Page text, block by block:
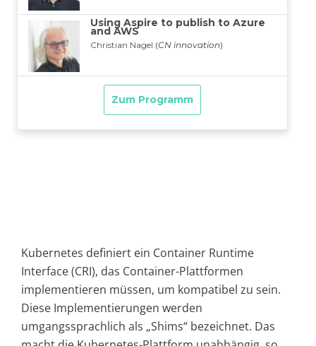
Kubernetes definiert ein Container Runtime
Interface (CRI), das Container-Plattformen
implementieren müssen, um kompatibel zu sein.
Diese Implementierungen werden
umgangssprachlich als „Shims“ bezeichnet. Das